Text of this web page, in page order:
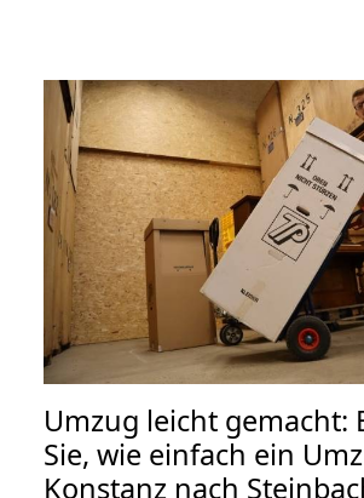
Umzug leicht gemacht:
Sie, wie einfach ein
Konstanz nach